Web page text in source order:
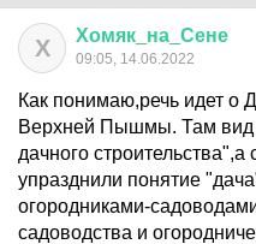
Х Хомяк на Сене
09:05, 14.06.2022
Как понимаю,речь идет
Верхней Пышмы. Там
дачного строительства",а
упразднили понятие
огородниками-
садоводства и